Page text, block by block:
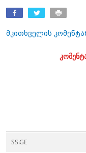
მკითხველის
SS.GE